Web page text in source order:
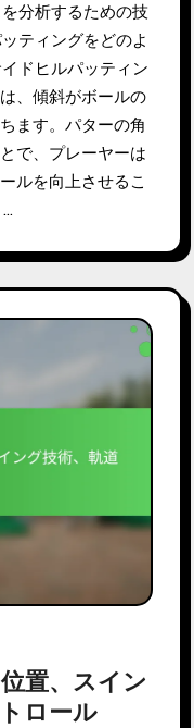
分析するための技
ティングをどのよ
ドヒルパッティン
、傾斜がボールの
ます。パターの角
で、プレーヤーは
ルを向上させるこ
…
置、スイン
ロール